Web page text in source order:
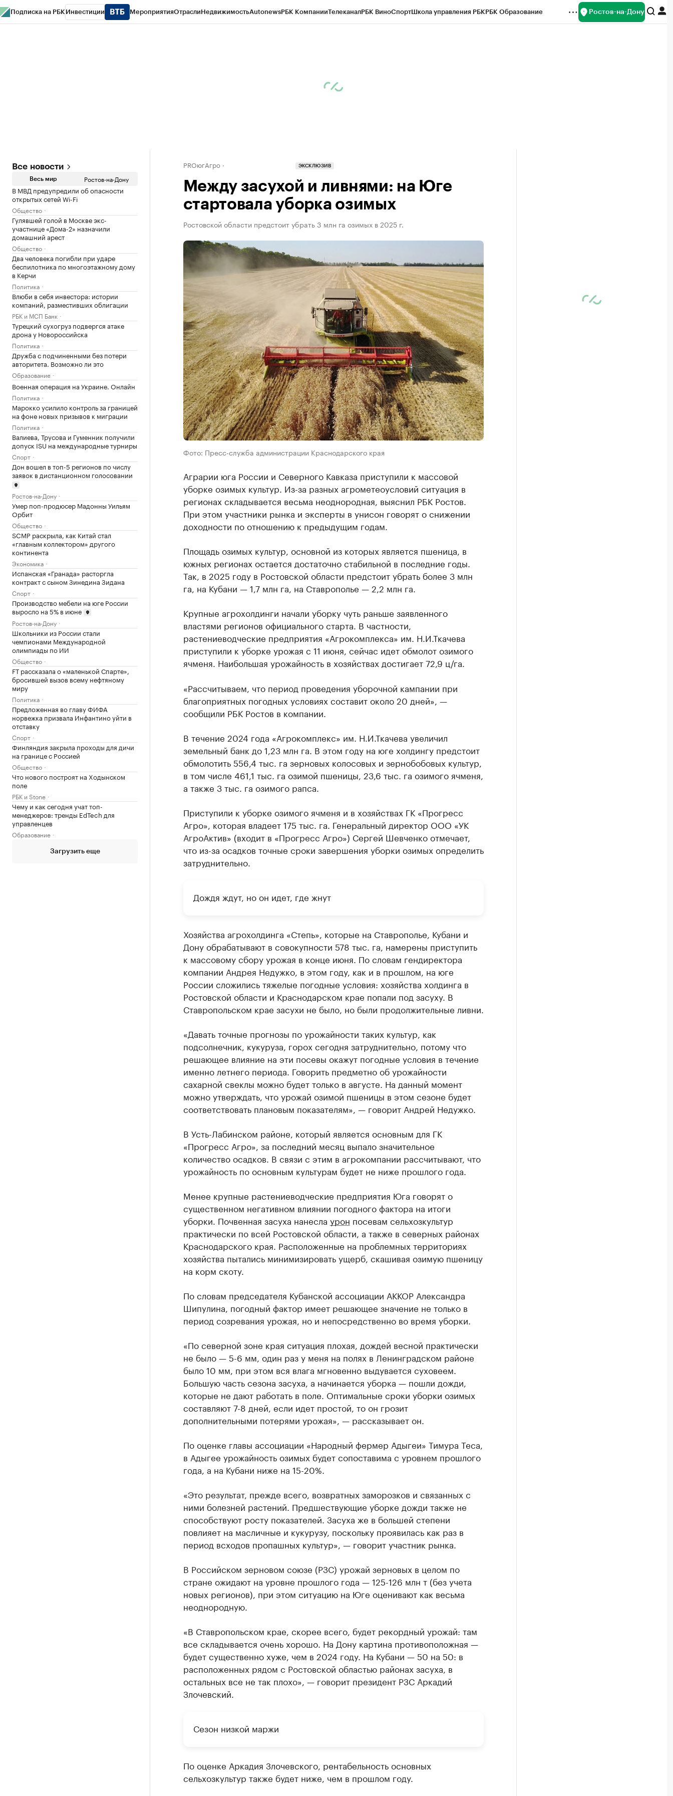
Подписка на РБК Инвестиции МероприятияОтраслиНедвижимостьAutonewsРБК КомпанииТелеканалРБК ВиноСпортШкола управления РБКРБК Образование Ростов-на-Дону
Все новости
Весь мир Ростов-на-Дону
В МВД предупредили об опасности
открытых сетей Wi-Fi
Общество
Гулявшей голой в Москве экс-
участнице «Дома-2» назначили
домашний арест
Общество
Два человека погибли при ударе
беспилотника по многоэтажному дому
в Керчи
Политика
Влюби в себя инвестора: истории
компаний, разместивших облигации
РБК и МСП Банк
Турецкий сухогруз подвергся атаке
дрона у Новороссийска
Политика
Дружба с подчиненными без потери
авторитета. Возможно ли это
Образование
Военная операция на Украине. Онлайн
Политика
Марокко усилило контроль за границей
на фоне новых призывов к миграции
Политика
Валиева, Трусова и Гуменник получили
допуск ISU на международные турниры
Спорт
Дон вошел в топ-5 регионов по числу
заявок в дистанционном голосовании
Ростов-на-Дону
Умер поп-продюсер Мадонны Уильям
Орбит
Общество
SCMP раскрыла, как Китай стал
«главным коллектором» другого
континента
Экономика
Испанская «Гранада» расторгла
контракт с сыном Зинедина Зидана
Спорт
Производство мебели на юге России
выросло на 5% в июне
Ростов-на-Дону
Школьники из России стали
чемпионами Международной
олимпиады по ИИ
Общество
FT рассказала о «маленькой Спарте»,
бросившей вызов всему нефтяному
миру
Политика
Предложенная во главу ФИФА
норвежка призвала Инфантино уйти в
отставку
Спорт
Финляндия закрыла проходы для дичи
на границе с Россией
Общество
Что нового построят на Ходынском
поле
РБК и Stone
Чему и как сегодня учат топ-
менеджеров: тренды EdTech для
управленцев
Образование
Загрузить еще
PROюгАгро ЭКСКЛЮЗИВ
Между засухой и ливнями: на Юге
стартовала уборка озимых
Ростовской области предстоит убрать 3 млн га озимых в 2025 г.
Фото: Пресс-служба администрации Краснодарского края
Аграрии юга России и Северного Кавказа приступили к массовой
уборке озимых культур. Из-за разных агрометеоусловий ситуация в
регионах складывается весьма неоднородная, выяснил РБК Ростов.
При этом участники рынка и эксперты в унисон говорят о снижении
доходности по отношению к предыдущим годам.
Площадь озимых культур, основной из которых является пшеница, в
южных регионах остается достаточно стабильной в последние годы.
Так, в 2025 году в Ростовской области предстоит убрать более 3 млн
га, на Кубани — 1,7 млн га, на Ставрополье — 2,2 млн га.
Крупные агрохолдинги начали уборку чуть раньше заявленного
властями регионов официального старта. В частности,
растениеводческие предприятия «Агрокомплекса» им. Н.И.Ткачева
приступили к уборке урожая с 11 июня, сейчас идет обмолот озимого
ячменя. Наибольшая урожайность в хозяйствах достигает 72,9 ц/га.
«Рассчитываем, что период проведения уборочной кампании при
благоприятных погодных условиях составит около 20 дней», —
сообщили РБК Ростов в компании.
В течение 2024 года «Агрокомплекс» им. Н.И.Ткачева увеличил
земельный банк до 1,23 млн га. В этом году на юге холдингу предстоит
обмолотить 556,4 тыс. га зерновых колосовых и зернобобовых культур,
в том числе 461,1 тыс. га озимой пшеницы, 23,6 тыс. га озимого ячменя,
а также 3 тыс. га озимого рапса.
Приступили к уборке озимого ячменя и в хозяйствах ГК «Прогресс
Агро», которая владеет 175 тыс. га. Генеральный директор ООО «УК
АгроАктив» (входит в «Прогресс Агро») Сергей Шевченко отмечает,
что из-за осадков точные сроки завершения уборки озимых определить
затруднительно.
Дождя ждут, но он идет, где жнут
Хозяйства агрохолдинга «Степь», которые на Ставрополье, Кубани и
Дону обрабатывают в совокупности 578 тыс. га, намерены приступить
к массовому сбору урожая в конце июня. По словам гендиректора
компании Андрея Недужко, в этом году, как и в прошлом, на юге
России сложились тяжелые погодные условия: хозяйства холдинга в
Ростовской области и Краснодарском крае попали под засуху. В
Ставропольском крае засухи не было, но были продолжительные ливни.
«Давать точные прогнозы по урожайности таких культур, как
подсолнечник, кукуруза, горох сегодня затруднительно, потому что
решающее влияние на эти посевы окажут погодные условия в течение
именно летнего периода. Говорить предметно об урожайности
сахарной свеклы можно будет только в августе. На данный момент
можно утверждать, что урожай озимой пшеницы в этом сезоне будет
соответствовать плановым показателям», — говорит Андрей Недужко.
В Усть-Лабинском районе, который является основным для ГК
«Прогресс Агро», за последний месяц выпало значительное
количество осадков. В связи с этим в агрокомпании рассчитывают, что
урожайность по основным культурам будет не ниже прошлого года.
Менее крупные растениеводческие предприятия Юга говорят о
существенном негативном влиянии погодного фактора на итоги
уборки. Почвенная засуха нанесла урон посевам сельхозкультур
практически по всей Ростовской области, а также в северных районах
Краснодарского края. Расположенные на проблемных территориях
хозяйства пытались минимизировать ущерб, скашивая озимую пшеницу
на корм скоту.
По словам председателя Кубанской ассоциации АККОР Александра
Шипулина, погодный фактор имеет решающее значение не только в
период созревания урожая, но и непосредственно во время уборки.
«По северной зоне края ситуация плохая, дождей весной практически
не было — 5-6 мм, один раз у меня на полях в Ленинградском районе
было 10 мм, при этом вся влага мгновенно выдувается суховеем.
Большую часть сезона засуха, а начинается уборка — пошли дожди,
которые не дают работать в поле. Оптимальные сроки уборки озимых
составляют 7-8 дней, если идет простой, то он грозит
дополнительными потерями урожая», — рассказывает он.
По оценке главы ассоциации «Народный фермер Адыгеи» Тимура Теса,
в Адыгее урожайность озимых будет сопоставима с уровнем прошлого
года, а на Кубани ниже на 15-20%.
«Это результат, прежде всего, возвратных заморозков и связанных с
ними болезней растений. Предшествующие уборке дожди также не
способствуют росту показателей. Засуха же в большей степени
повлияет на масличные и кукурузу, поскольку проявилась как раз в
период всходов пропашных культур», — говорит участник рынка.
В Российском зерновом союзе (РЗС) урожай зерновых в целом по
стране ожидают на уровне прошлого года — 125-126 млн т (без учета
новых регионов), при этом ситуацию на Юге оценивают как весьма
неоднородную.
«В Ставропольском крае, скорее всего, будет рекордный урожай: там
все складывается очень хорошо. На Дону картина противоположная —
будет существенно хуже, чем в 2024 году. На Кубани — 50 на 50: в
расположенных рядом с Ростовской областью районах засуха, в
остальных все не так плохо», — говорит президент РЗС Аркадий
Злочевский.
Сезон низкой маржи
По оценке Аркадия Злочевского, рентабельность основных
сельхозкультур также будет ниже, чем в прошлом году.